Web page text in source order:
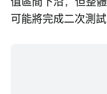
可能將完成二次測